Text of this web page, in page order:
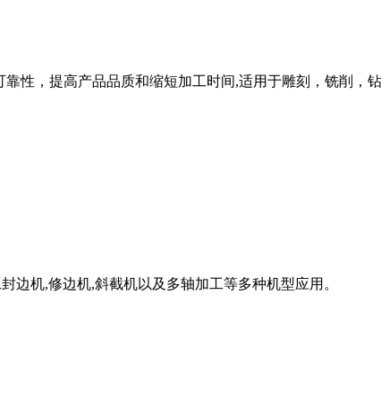
性，提高产品品质和缩短加工时间,适用于雕刻，铣削，钻
边机,修边机,斜截机以及多轴加工等多种机型应用。